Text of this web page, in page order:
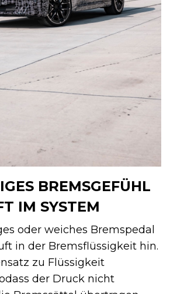
BREMSGEFÜHL
IM SYSTEM
oder weiches Bremspedal
in der Bremsflüssigkeit hin.
zu Flüssigkeit
der Druck nicht